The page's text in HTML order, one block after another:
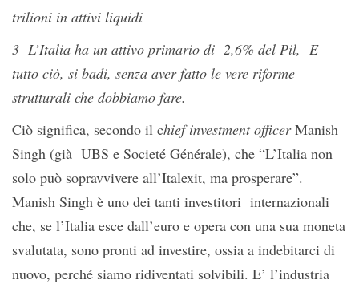
trilioni in attivi liquidi
3 L’Italia ha un attivo primario di 2,6% del Pil, E
tutto ciò, si badi, senza aver fatto le vere riforme
strutturali che dobbiamo fare.
Ciò significa, secondo il chief investment officerManish
Singh (già UBS e Societé Générale), che “L’Italia non
solo può sopravvivere all’Italexit, ma prosperare”.
Manish Singh è uno dei tanti investitori internazionali
che, se l’Italia esce dall’euro e opera con una sua moneta
svalutata, sono pronti ad investire, ossia a indebitarci di
nuovo, perché siamo ridiventati solvibili. E’ l’industria